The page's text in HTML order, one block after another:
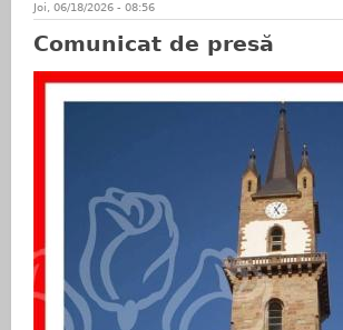
Joi, 06/18/2026 - 08:56
Comunicat de presă